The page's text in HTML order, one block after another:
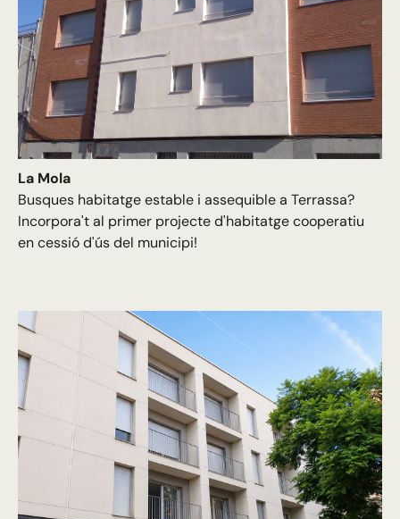
La Mola
Busques habitatge estable i assequible a Terrassa?
Incorpora't al primer projecte d'habitatge cooperatiu
en cessió d'ús del municipi!